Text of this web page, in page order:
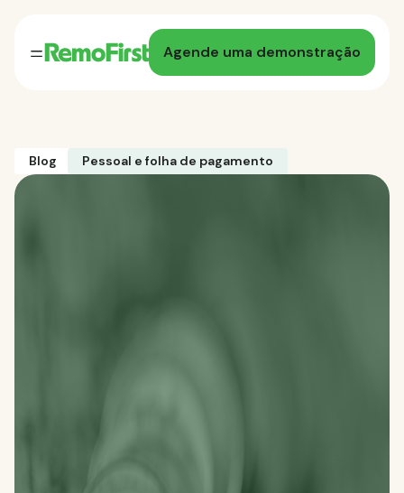
Agende uma demonstração
Blog Pessoal e folha de pagamento